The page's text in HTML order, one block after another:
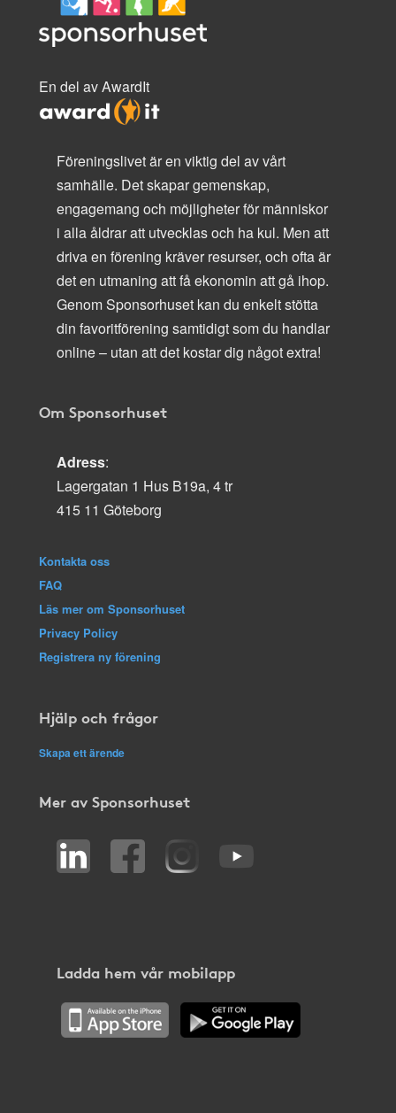
En del av AwardIt
Föreningslivet är en viktig del av vårt
samhälle. Det skapar gemenskap,
engagemang och möjligheter för människor
i alla åldrar att utvecklas och ha kul. Men att
driva en förening kräver resurser, och ofta är
det en utmaning att få ekonomin att gå ihop.
Genom Sponsorhuset kan du enkelt stötta
din favoritförening samtidigt som du handlar
online – utan att det kostar dig något extra!
Om Sponsorhuset
Adress:
Lagergatan 1 Hus B19a, 4 tr
415 11 Göteborg
Kontakta oss
FAQ
Läs mer om Sponsorhuset
Privacy Policy
Registrera ny förening
Hjälp och frågor
Skapa ett ärende
Mer av Sponsorhuset
Ladda hem vår mobilapp